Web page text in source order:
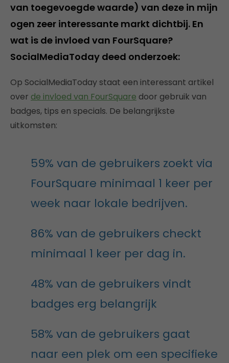
van toegevoegde waarde) van deze in mijn
ogen zeer interessante markt dichtbij. En
wat is de invloed van FourSquare?
SocialMediaToday deed onderzoek:
Op SocialMediaToday staat een interessant artikel
over de invloed van FourSquare door gebruik van
badges, tips en specials. De belangrijkste
uitkomsten:
59% van de gebruikers zoekt via
FourSquare minimaal 1 keer per
week naar lokale bedrijven.
86% van de gebruikers checkt
minimaal 1 keer per dag in.
48% van de gebruikers vindt
badges erg belangrijk
58% van de gebruikers gaat
naar een plek om een specifieke